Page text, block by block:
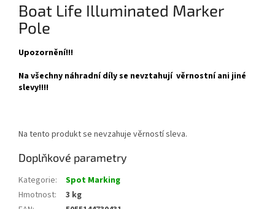
Boat Life Illuminated Marker
Pole
Upozornění!!!
Na všechny náhradní díly se nevztahují věrnostní ani jiné
slevy!!!!
Na tento produkt se nevzahuje věrností sleva.
Doplňkové parametry
Kategorie:
Spot Marking
Hmotnost:
3 kg